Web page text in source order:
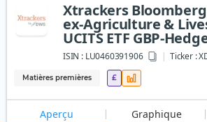
Xtrackers
ex-Agriculture &
UCITS ETF GBP-
ISIN :LU0460391906 Ticker :
Matières premières £
Aperçu Graphique